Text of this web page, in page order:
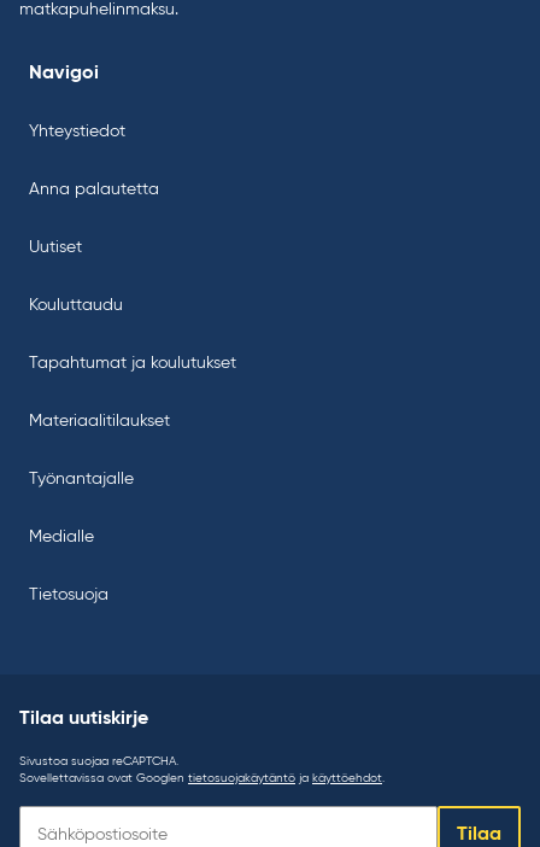
matkapuhelinmaksu.
Navigoi
Yhteystiedot
Anna palautetta
Uutiset
Kouluttaudu
Tapahtumat ja koulutukset
Materiaalitilaukset
Työnantajalle
Medialle
Tietosuoja
Tilaa uutiskirje
Sivustoa suojaa reCAPTCHA.
Sovellettavissa ovat Googlen tietosuojakäytäntö ja käyttöehdot.
uutiskirje:
Tilaa